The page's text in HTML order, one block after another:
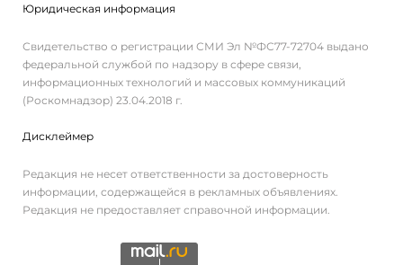
Юридическая информация
Свидетельство о регистрации СМИ Эл №ФС77-72704 выдано
федеральной службой по надзору в сфере связи,
информационных технологий и массовых коммуникаций
(Роскомнадзор) 23.04.2018 г.
Дисклеймер
Редакция не несет ответственности за достоверность
информации, содержащейся в рекламных объявлениях.
Редакция не предоставляет справочной информации.